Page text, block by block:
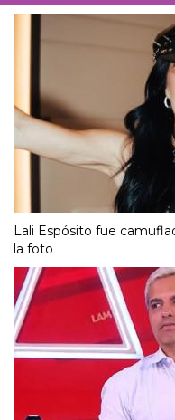
Lali Espósito fue
la foto